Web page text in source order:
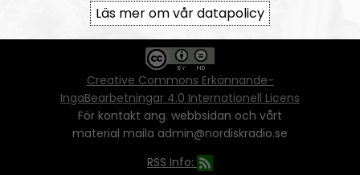
ett vinstdrivande syfte - då behöver ni
skriftlig tillåtelse från oss.
Creative Commons Erkännande-
IngaBearbetningar 4.0 Internationell Licens
För kontakt ang. webbsidan och vårt
material maila admin@nordiskradio.se
RSS Info:
Läs mer om vår datapolicy